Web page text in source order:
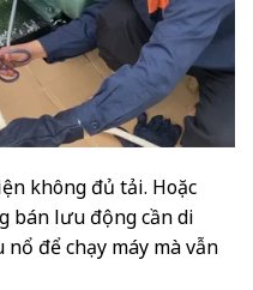
không đủ tải. Hoặc
bán lưu động cần di
để chạy máy mà vẫn